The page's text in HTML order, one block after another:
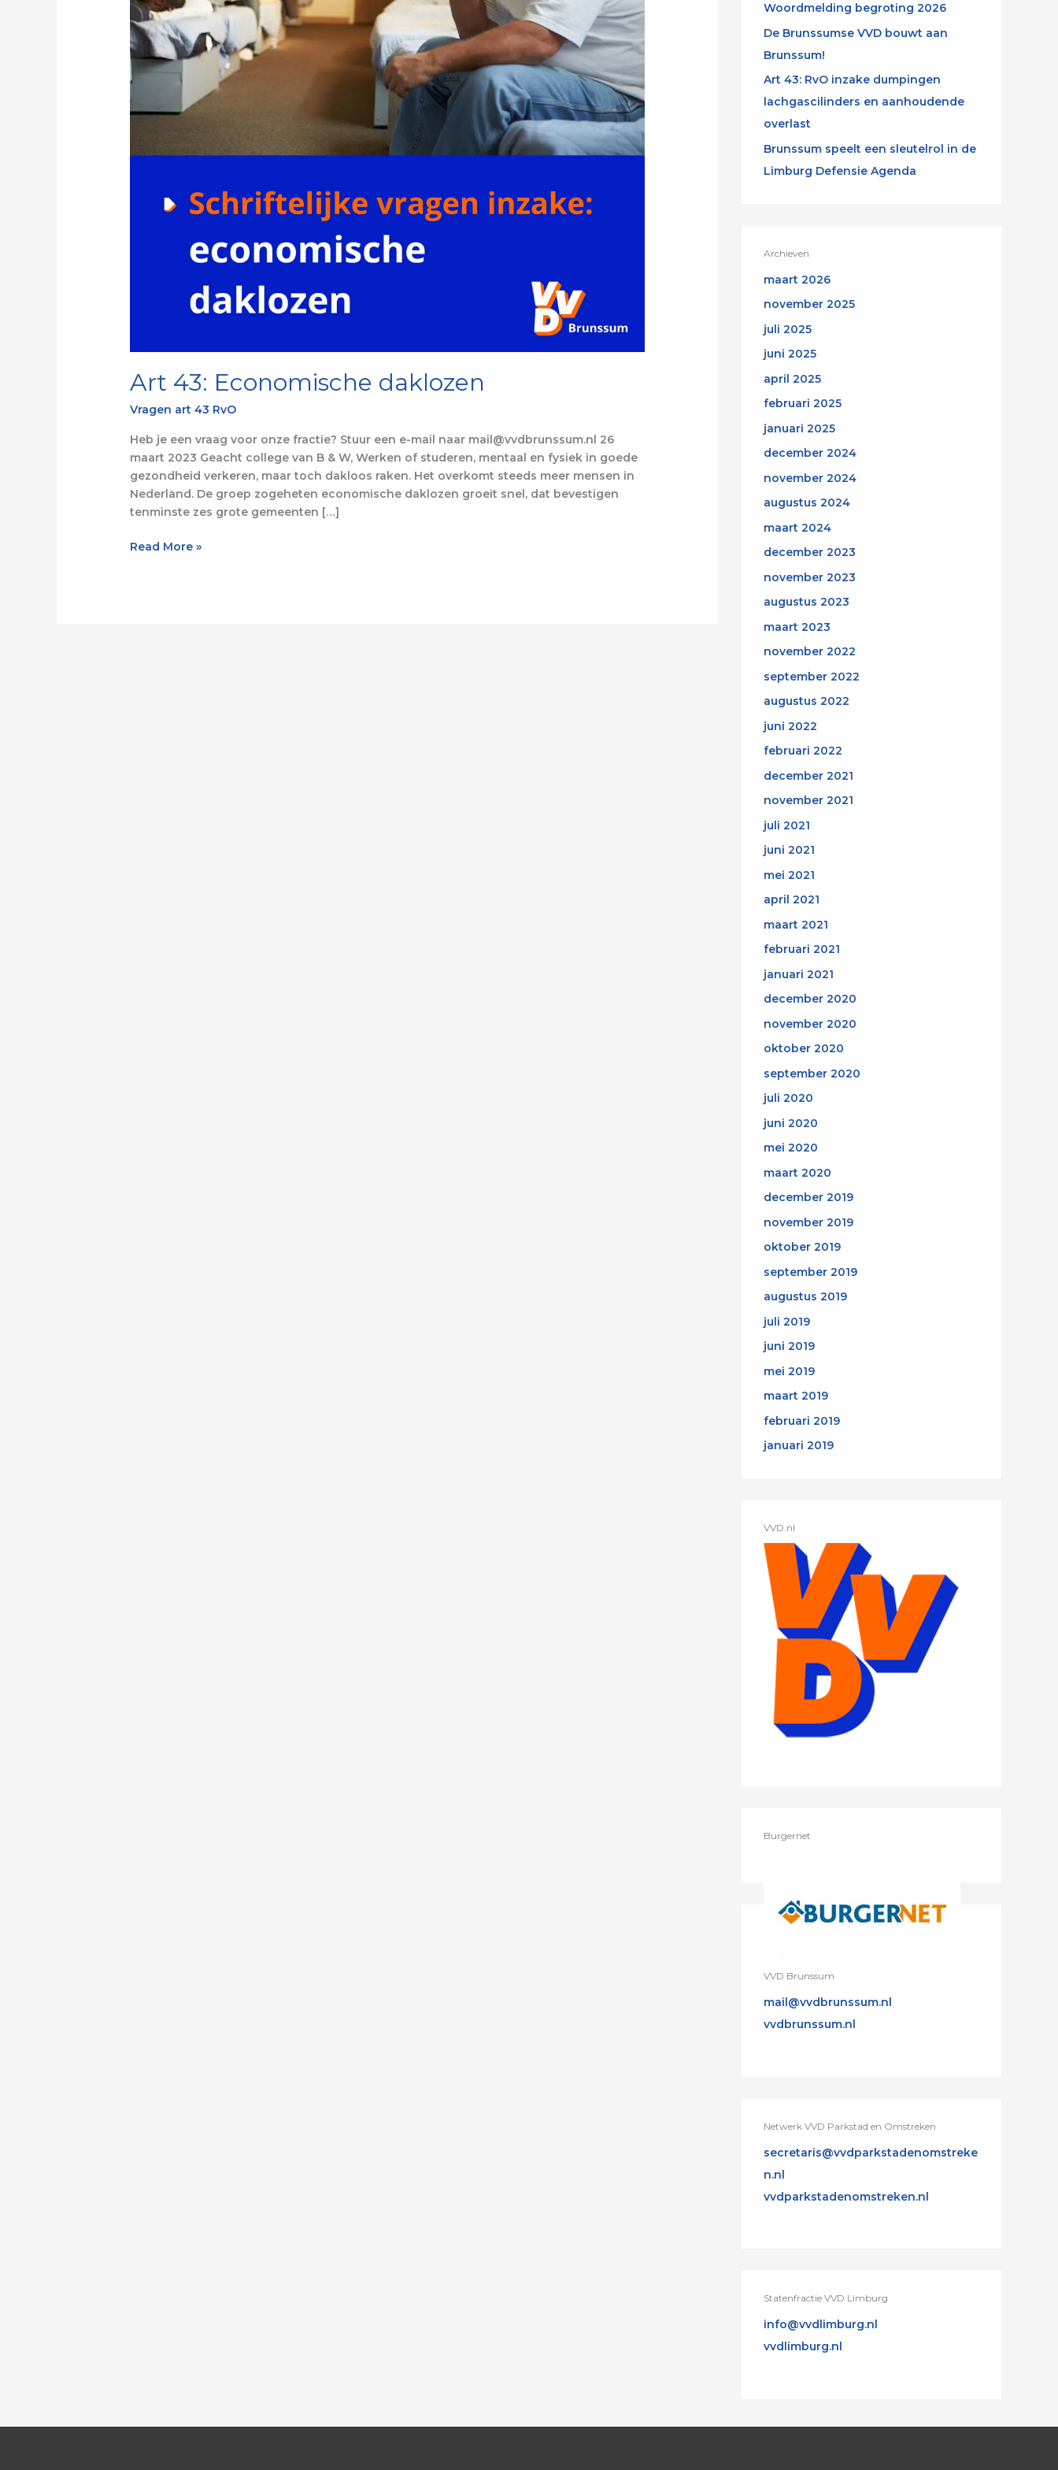
Art 43: Economische daklozen
Vragen art 43 RvO
Heb je een vraag voor onze fractie? Stuur een e-mail naar mail@vvdbrunssum.nl 26
maart 2023 Geacht college van B & W, Werken of studeren, mentaal en fysiek in goede
gezondheid verkeren, maar toch dakloos raken. Het overkomt steeds meer mensen in
Nederland. De groep zogeheten economische daklozen groeit snel, dat bevestigen
tenminste zes grote gemeenten […]
Read More »
Woordmelding begroting 2026
De Brunssumse VVD bouwt aan
Brunssum!
Art 43: RvO inzake dumpingen
lachgascilinders en aanhoudende
overlast
Brunssum speelt een sleutelrol in de
Limburg Defensie Agenda
Archieven
maart 2026
november 2025
juli 2025
juni 2025
april 2025
februari 2025
januari 2025
december 2024
november 2024
augustus 2024
maart 2024
december 2023
november 2023
augustus 2023
maart 2023
november 2022
september 2022
augustus 2022
juni 2022
februari 2022
december 2021
november 2021
juli 2021
juni 2021
mei 2021
april 2021
maart 2021
februari 2021
januari 2021
december 2020
november 2020
oktober 2020
september 2020
juli 2020
juni 2020
mei 2020
maart 2020
december 2019
november 2019
oktober 2019
september 2019
augustus 2019
juli 2019
juni 2019
mei 2019
maart 2019
februari 2019
januari 2019
VVD.nl
Burgernet
VVD Brunssum
mail@vvdbrunssum.nl
vvdbrunssum.nl
Netwerk VVD Parkstad en Omstreken
secretaris@vvdparkstadenomstreke
n.nl
vvdparkstadenomstreken.nl
Statenfractie VVD Limburg
info@vvdlimburg.nl
vvdlimburg.nl